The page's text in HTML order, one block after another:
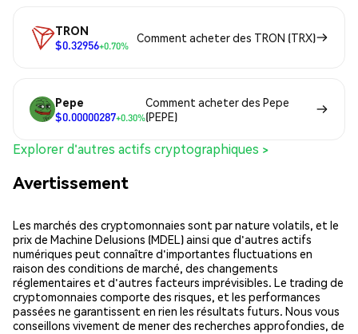
TRON
$0.32956+0.70%
Comment acheter des TRON (TRX)
Pepe
$0.00000287+0.30%
Comment acheter des Pepe
(PEPE)
Explorer d'autres actifs cryptographiques >
Avertissement
Les marchés des cryptomonnaies sont par nature volatils, et le
prix de Machine Delusions (MDEL) ainsi que d'autres actifs
numériques peut connaître d'importantes fluctuations en
raison des conditions de marché, des changements
réglementaires et d'autres facteurs imprévisibles. Le trading de
cryptomonnaies comporte des risques, et les performances
passées ne garantissent en rien les résultats futurs. Nous vous
conseillons vivement de mener des recherches approfondies, de